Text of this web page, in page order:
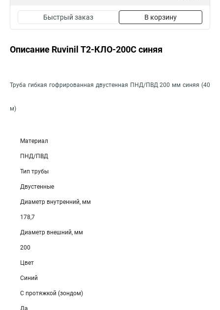
Быстрый заказ В корзину
Описание Ruvinil Т2-КЛО-200С синяя
Труба гибкая гофрированная двустенная ПНД/ПВД 200 мм синяя (40
м)
Материал
ПНД/ПВД
Тип трубы
Двустенные
Диаметр внутренний, мм
178,7
Диаметр внешний, мм
200
Цвет
Синий
С протяжкой (зондом)
Да